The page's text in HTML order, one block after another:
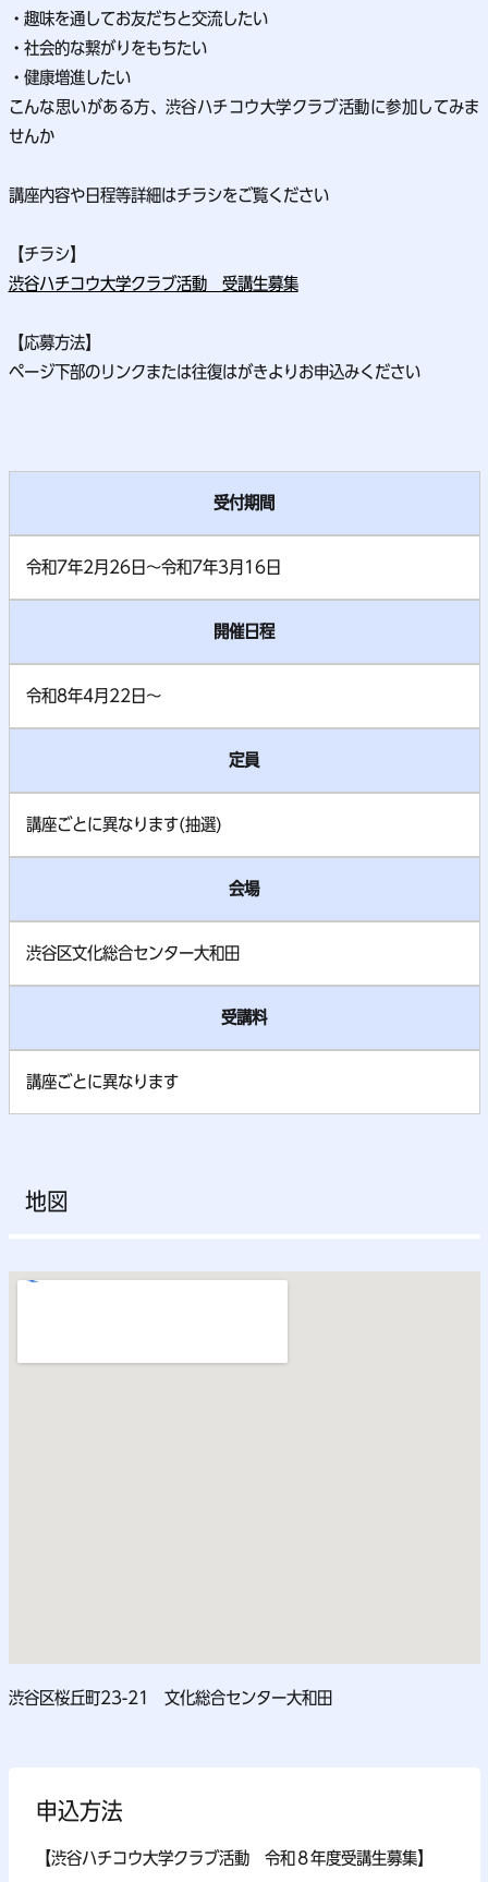
・趣味を通してお友だちと交流したい
・社会的な繋がりをもちたい
・健康増進したい
こんな思いがある方、渋谷ハチコウ大学クラブ活動に参加してみま
せんか
講座内容や日程等詳細はチラシをご覧ください
【チラシ】
渋谷ハチコウ大学クラブ活動 受講生募集
【応募方法】
ページ下部のリンクまたは往復はがきよりお申込みください
受付期間
令和7年2月26日～令和7年3月16日
開催日程
令和8年4月22日～
定員
講座ごとに異なります(抽選)
会場
渋谷区文化総合センター大和田
受講料
講座ごとに異なります
地図
渋谷区桜丘町23-21 文化総合センター大和田
申込方法
【渋谷ハチコウ大学クラブ活動 令和８年度受講生募集】